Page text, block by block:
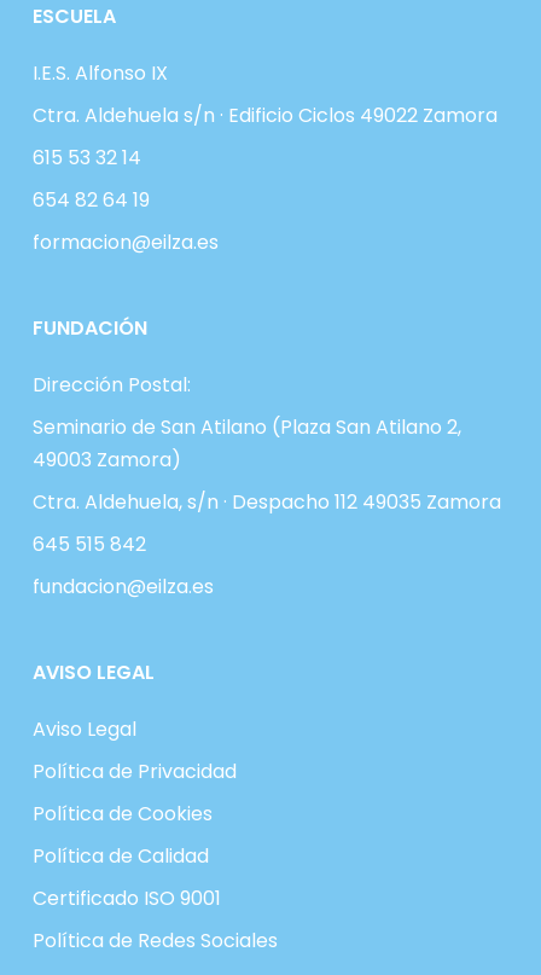
ESCUELA
I.E.S. Alfonso IX
Ctra. Aldehuela s/n · Edificio Ciclos 49022 Zamora
615 53 32 14
654 82 64 19
formacion@eilza.es
FUNDACIÓN
Dirección Postal:
Seminario de San Atilano (Plaza San Atilano 2,
49003 Zamora)
Ctra. Aldehuela, s/n · Despacho 112 49035 Zamora
645 515 842
fundacion@eilza.es
AVISO LEGAL
Aviso Legal
Política de Privacidad
Política de Cookies
Política de Calidad
Certificado ISO 9001
Política de Redes Sociales